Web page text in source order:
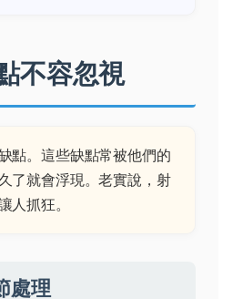
不容忽視
點。這些缺點常被他們的
了就會浮現。老實說，射
人抓狂。
處理